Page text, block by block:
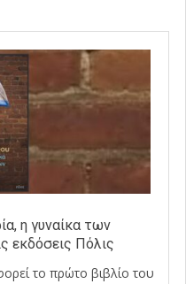
η γυναίκα των
εκδόσεις Πόλις
το πρώτο βιβλίο του